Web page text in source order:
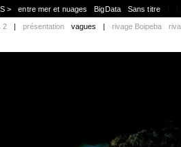
> entre mer et nuages BigData Sans titre
2 | présentation vagues | rivage Boipeba